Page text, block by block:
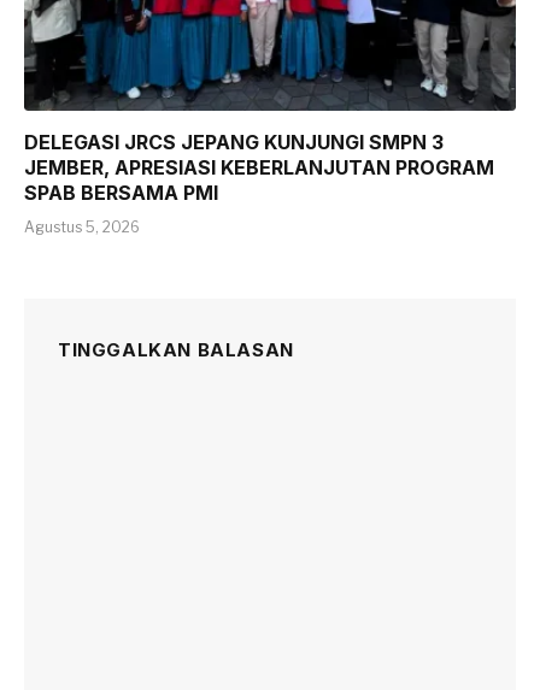
DELEGASI JRCS JEPANG KUNJUNGI SMPN 3
JEMBER, APRESIASI KEBERLANJUTAN PROGRAM
SPAB BERSAMA PMI
Agustus 5, 2026
TINGGALKAN BALASAN